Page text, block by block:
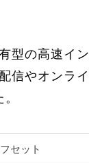
型の高速イン
信やオンライ
セット